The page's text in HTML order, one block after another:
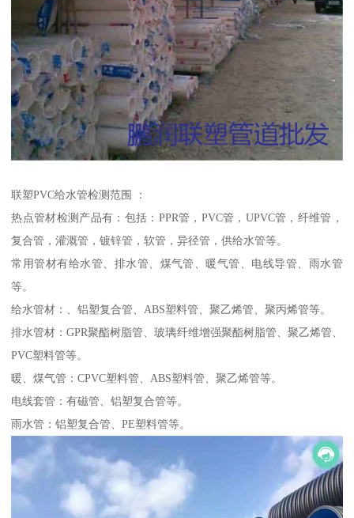
联塑PVC给水管检测范围 ：
热点管材检测产品有：包括：PPR管，PVC管，UPVC管，纤维管，
复合管，灌溉管，镀锌管，软管，异径管，供给水管等。
常用管材有给水管、排水管、煤气管、暖气管、电线导管、雨水管
等。
给水管材：、铝塑复合管、ABS塑料管、聚乙烯管、聚丙烯管等。
排水管材：GPR聚酯树脂管、玻璃纤维增强聚酯树脂管、聚乙烯管、
PVC塑料管等。
暖、煤气管：CPVC塑料管、ABS塑料管、聚乙烯管等。
电线套管：有磁管、铝塑复合管等。
雨水管：铝塑复合管、PE塑料管等。